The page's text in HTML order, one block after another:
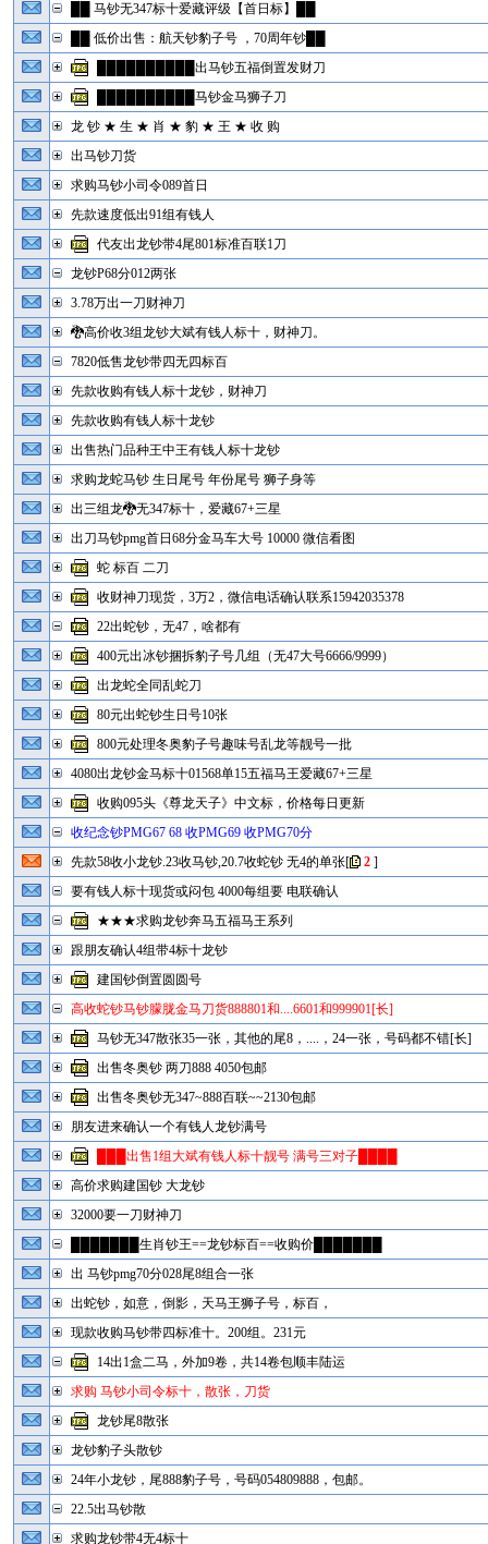
██ 马钞无347标十爱藏评级【首日标】██
██ 低价出售：航天钞豹子号 ，70周年钞██
██████████出马钞五福倒置发财刀
██████████马钞金马狮子刀
龙 钞 ★ 生 ★ 肖 ★ 豹 ★ 王 ★ 收 购
出马钞刀货
求购马钞小司令089首日
先款速度低出91组有钱人
代友出龙钞带4尾801标准百联1刀
龙钞P68分012两张
3.78万出一刀财神刀
🐉高价收3组龙钞大斌有钱人标十，财神刀。
7820低售龙钞带四无四标百
先款收购有钱人标十龙钞，财神刀
先款收购有钱人标十龙钞
出售热门品种王中王有钱人标十龙钞
求购龙蛇马钞 生日尾号 年份尾号 狮子身等
出三组龙🐉无347标十，爱藏67+三星
出刀马钞pmg首日68分金马车大号 10000 微信看图
蛇 标百 二刀
收财神刀现货，3万2，微信电话确认联系15942035378
22出蛇钞，无47，啥都有
400元出冰钞捆拆豹子号几组（无47大号6666/9999）
出龙蛇全同乱蛇刀
80元出蛇钞生日号10张
800元处理冬奥豹子号趣味号乱龙等靓号一批
4080出龙钞金马标十01568单15五福马王爱藏67+三星
收购095头《尊龙天子》中文标，价格每日更新
收纪念钞PMG67 68 收PMG69 收PMG70分
先款58收小龙钞.23收马钞,20.7收蛇钞 无4的单张[ 2 ]
要有钱人标十现货或闷包 4000每组要 电联确认
★★★求购龙钞奔马五福马王系列
跟朋友确认4组带4标十龙钞
建国钞倒置圆圆号
高收蛇钞马钞朦胧金马刀货888801和....6601和999901[长]
马钞无347散张35一张，其他的尾8，....，24一张，号码都不错[长]
出售冬奥钞 两刀888 4050包邮
出售冬奥钞无347~888百联~~2130包邮
朋友进来确认一个有钱人龙钞满号
███出售1组大斌有钱人标十靓号 满号三对子████
高价求购建国钞 大龙钞
32000要一刀财神刀
███████生肖钞王==龙钞标百==收购价███████
出 马钞pmg70分028尾8组合一张
出蛇钞，如意，倒影，天马王狮子号，标百，
现款收购马钞带四标准十。200组。231元
14出1盒二马，外加9卷，共14卷包顺丰陆运
求购 马钞小司令标十，散张，刀货
龙钞尾8散张
龙钞豹子头散钞
24年小龙钞，尾888豹子号，号码054809888，包邮。
22.5出马钞散
求购龙钞带4无4标十